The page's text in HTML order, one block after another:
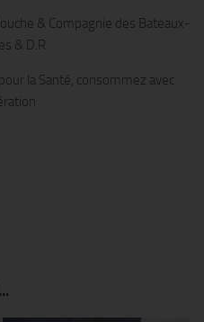
& Compagnie des Bateaux-
& D.R
la Santé, consommez avec